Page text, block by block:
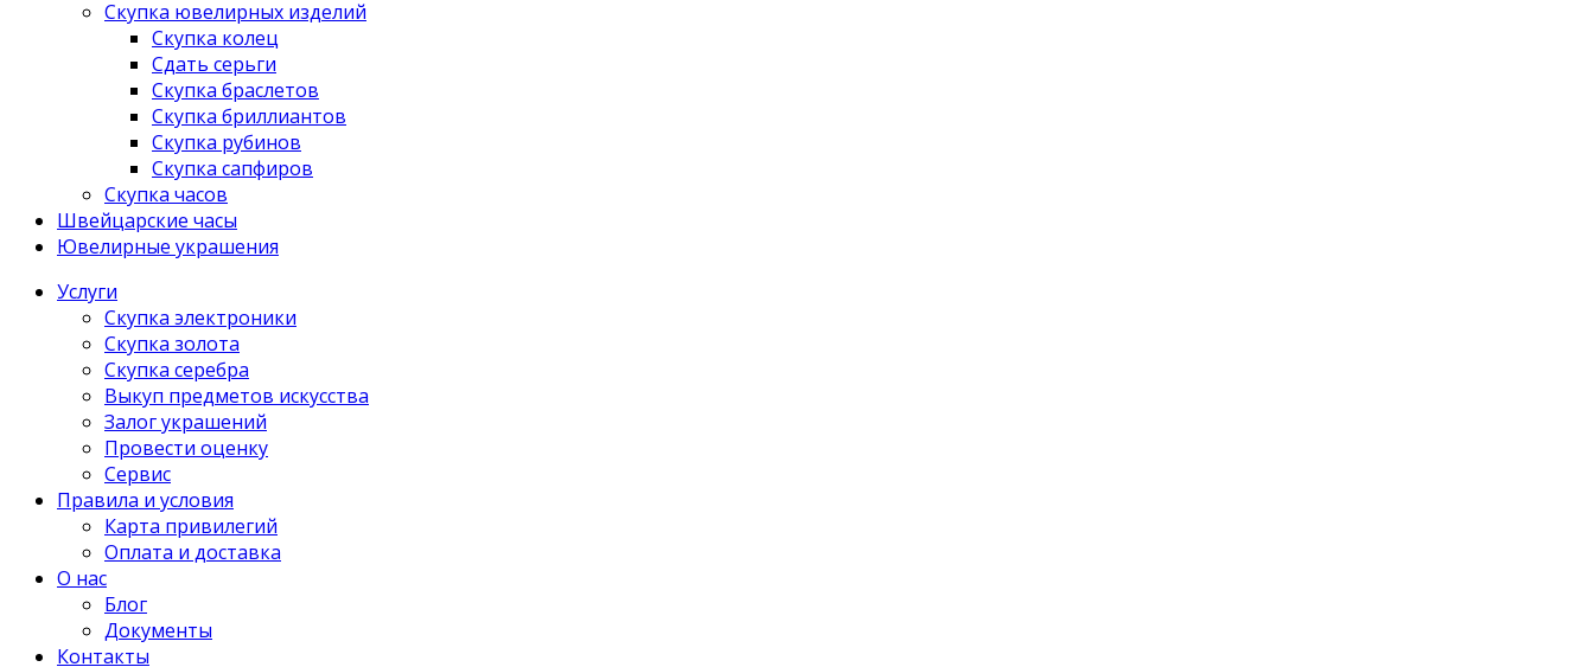
Скупка ювелирных изделий
Скупка колец
Сдать серьги
Скупка браслетов
Скупка бриллиантов
Скупка рубинов
Скупка сапфиров
Скупка часов
Швейцарские часы
Ювелирные украшения
Услуги
Скупка электроники
Скупка золота
Скупка серебра
Выкуп предметов искусства
Залог украшений
Провести оценку
Сервис
Правила и условия
Карта привилегий
Оплата и доставка
О нас
Блог
Документы
Контакты